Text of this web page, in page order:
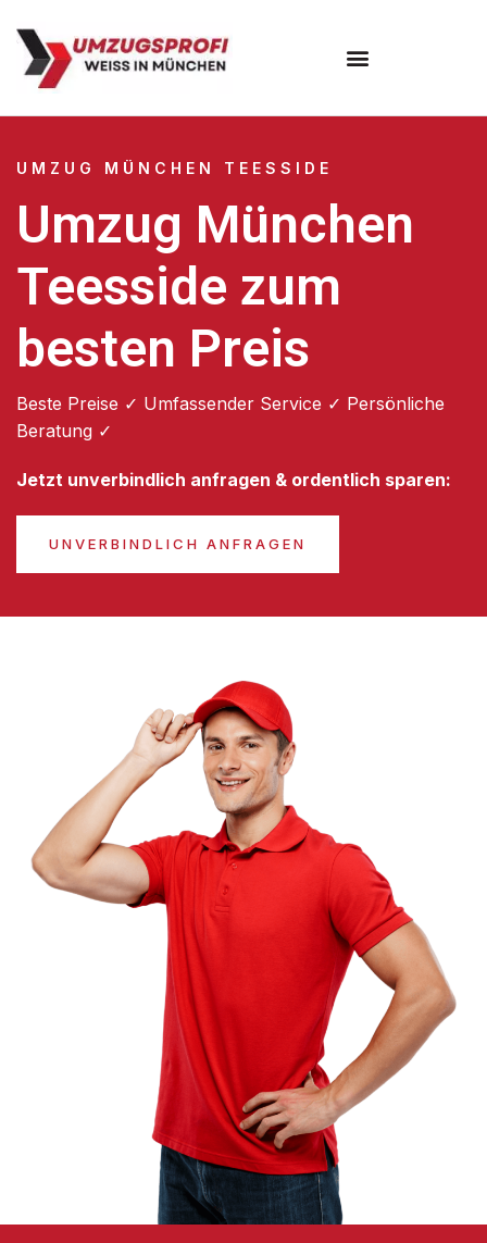
UMZUG MÜNCHEN TEESSIDE
Umzug München
Teesside zum
besten Preis
Beste Preise ✓ Umfassender Service ✓ Persönliche
Beratung ✓
Jetzt unverbindlich anfragen & ordentlich sparen:
UNVERBINDLICH ANFRAGEN